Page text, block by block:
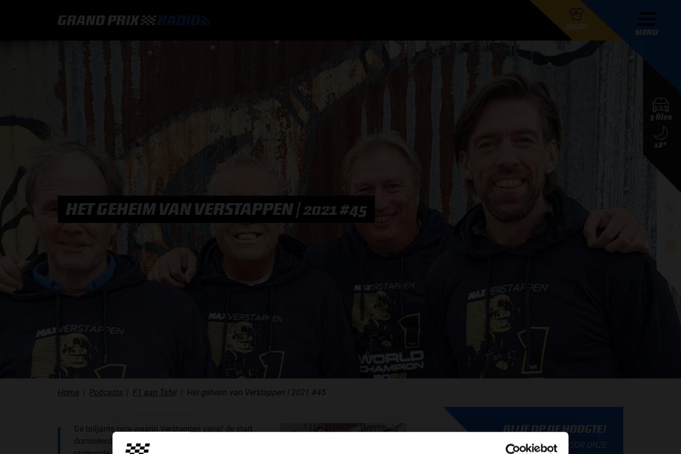
SHOP
MENU
3 files
18°
HET GEHEIM VAN VERSTAPPEN | 2021 #45
Home Podcasts F1 aan Tafel Het geheim van Verstappen | 2021 #45
De briljante race waarin Verstappen vanaf de start
domineerde, Bottas het extra punt voor de snelste
BLIJF OP DE HOOGTE!
SCHRIJF JE IN VOOR ONZE
ONLINE RADIO LUISTEREN
PROGRAMMERING
COMMENTATOREN
PODCAST F1 AAN TAFEL
PODCAST AUTOSPORT AAN TAFEL
GRAND PRIX UPDATES
F1 KALENDER
F1 COUREURS KAMPIOENSCHAP
AANMELDEN NIEUWSBRIEF
NEEM CONTACT OP